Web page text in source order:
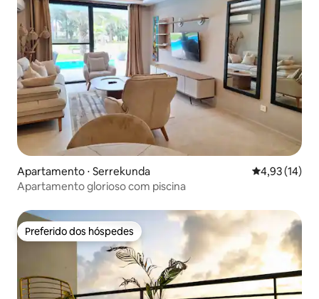
Apartamento ⋅ Serrekunda 4,93 de uma
4,93 (14)
Apartamento glorioso com piscina
Preferido dos hóspedes
Preferido dos hóspedes